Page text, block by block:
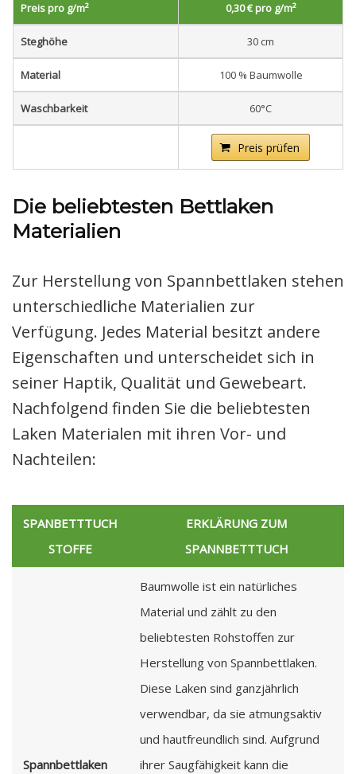
Preis pro g/m² 0,30 € pro g/m²
Steghöhe 30 cm
Material 100 % Baumwolle
Waschbarkeit 60°C
Preis prüfen
Die beliebtesten Bettlaken
Materialien
Zur Herstellung von Spannbettlaken stehen
unterschiedliche Materialien zur
Verfügung. Jedes Material besitzt andere
Eigenschaften und unterscheidet sich in
seiner Haptik, Qualität und Gewebeart.
Nachfolgend finden Sie die beliebtesten
Laken Materialen mit ihren Vor- und
Nachteilen:
SPANBETTTUCH
STOFFE
ERKLÄRUNG ZUM
SPANNBETTTUCH
Spannbettlaken
Baumwolle ist ein natürliches
Material und zählt zu den
beliebtesten Rohstoffen zur
Herstellung von Spannbettlaken.
Diese Laken sind ganzjährlich
verwendbar, da sie atmungsaktiv
und hautfreundlich sind. Aufgrund
ihrer Saugfähigkeit kann die